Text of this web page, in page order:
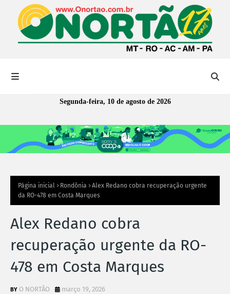
Segunda-feira, 10 de agosto de 2026
Página inicial Rondônia
Alex Redano cobra recuperação urgente
da RO-478 em Costa Marques
Alex Redano cobra
recuperação urgente da RO-
478 em Costa Marques
O NORTÃO março 19, 2026